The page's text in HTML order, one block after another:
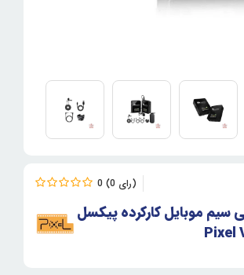
0 0
سیم موبایل کارکرده پیکسل
Pixel